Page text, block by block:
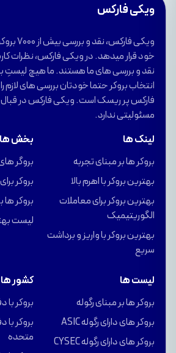
ویکی فارکس
ویکی
خود قرار میدهد. در ویکی فارکس، نظرات
نقد و بررسی های ما هستند. ما هیچ لیستِ
انتخاب بروکر حتما خودتان بررسی های لازم
فارکس پر ریسک است. ویکی فارکس در
مسئولیتی ندارد.
لینک ها
بروکر ها بر مبنای تجربه
بهترین بروکر با اهرم بالا
بهترین بروکر برای معاملات
الگوریتیمیک
بهترین بروکر با واریز و برداشت
سریع
بخش ها
بروگر
بروکر
بروکر ها
لیست
لیست ها
بروکر ها بر مبنای رگوله
بروکر های دارای رگوله ASIC
بروکر های دارای رگوله CYSEC
کشور ها
بروکر با
بروکر با
متحده